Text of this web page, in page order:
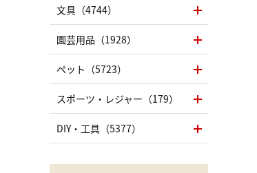
文具（4744）
園芸用品（1928）
ペット（5723）
スポーツ・レジャー（179）
DIY・工具（5377）